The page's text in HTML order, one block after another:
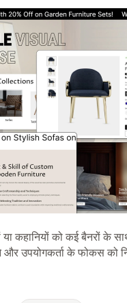
कहानियों को कई बैनरों के
उपयोगकर्ता के फोकस को